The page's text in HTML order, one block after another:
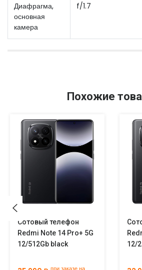
Диафрагма,
основная
камера
f/1.7
Похожие
Сотовый телефон
Redmi Note 14 Pro+ 5G
12/512Gb black
при заказе на
12/